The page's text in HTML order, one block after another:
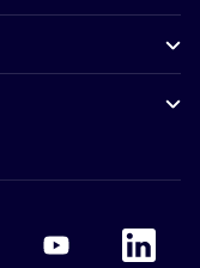
PinterestAccor Youtube
Accor